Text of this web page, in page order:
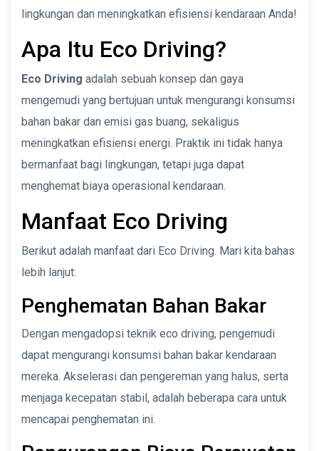
lingkungan dan meningkatkan efisiensi kendaraan Anda!
Apa Itu Eco Driving?
Eco Driving adalah sebuah konsep dan gaya
mengemudi yang bertujuan untuk mengurangi konsumsi
bahan bakar dan emisi gas buang, sekaligus
meningkatkan efisiensi energi. Praktik ini tidak hanya
bermanfaat bagi lingkungan, tetapi juga dapat
menghemat biaya operasional kendaraan.
Manfaat Eco Driving
Berikut adalah manfaat dari Eco Driving. Mari kita bahas
lebih lanjut:
Penghematan Bahan Bakar
Dengan mengadopsi teknik eco driving, pengemudi
dapat mengurangi konsumsi bahan bakar kendaraan
mereka. Akselerasi dan pengereman yang halus, serta
menjaga kecepatan stabil, adalah beberapa cara untuk
mencapai penghematan ini.